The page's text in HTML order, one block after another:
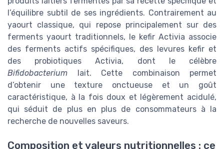
l’équilibre subtil de ses ingrédients. Contrairement au
yaourt classique, qui repose principalement sur des
ferments yaourt traditionnels, le kefir Activia associe
des ferments actifs spécifiques, des levures kefir et
des probiotiques Activia, dont le célèbre
Bifidobacterium lait. Cette combinaison permet
d’obtenir une texture onctueuse et un goût
caractéristique, à la fois doux et légèrement acidulé,
qui séduit de plus en plus de consommateurs à la
recherche de nouvelles saveurs.
Composition et valeurs nutritionnelles : ce